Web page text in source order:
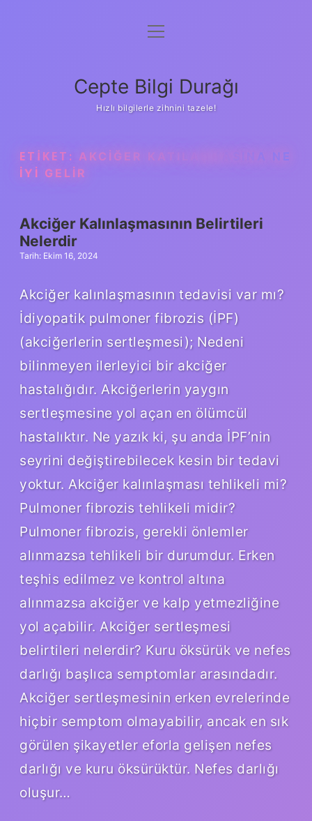
Anasayfa
Yasal Uyarı
menüyü
Cepte Bilgi Durağı
Hızlı bilgilerle zihnini tazele!
ETIKET: AKCIĞER KATILAŞMASINA NE
IYI GELIR
Akciğer Kalınlaşmasının Belirtileri
Nelerdir
Tarih: Ekim 16, 2024
Akciğer kalınlaşmasının tedavisi var mı?
İdiyopatik pulmoner fibrozis (İPF)
(akciğerlerin sertleşmesi); Nedeni
bilinmeyen ilerleyici bir akciğer
hastalığıdır. Akciğerlerin yaygın
sertleşmesine yol açan en ölümcül
hastalıktır. Ne yazık ki, şu anda İPF’nin
seyrini değiştirebilecek kesin bir tedavi
yoktur. Akciğer kalınlaşması tehlikeli mi?
Pulmoner fibrozis tehlikeli midir?
Pulmoner fibrozis, gerekli önlemler
alınmazsa tehlikeli bir durumdur. Erken
teşhis edilmez ve kontrol altına
alınmazsa akciğer ve kalp yetmezliğine
yol açabilir. Akciğer sertleşmesi
belirtileri nelerdir? Kuru öksürük ve nefes
darlığı başlıca semptomlar arasındadır.
Akciğer sertleşmesinin erken evrelerinde
hiçbir semptom olmayabilir, ancak en sık
görülen şikayetler eforla gelişen nefes
darlığı ve kuru öksürüktür. Nefes darlığı
oluşur…